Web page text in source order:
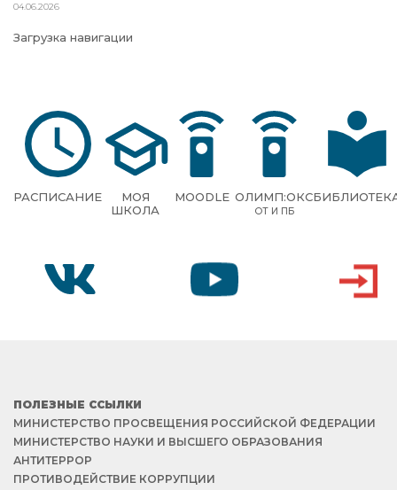
04.06.2026
Загрузка навигации
РАСПИСАНИЕ
МОЯ
ШКОЛА
MOODLE ОЛИМП:ОКС
ОТ И ПБ
ПОЛЕЗНЫЕ ССЫЛКИ
МИНИСТЕРСТВО ПРОСВЕЩЕНИЯ РОССИЙСКОЙ ФЕДЕРАЦИИ
МИНИСТЕРСТВО НАУКИ И ВЫСШЕГО ОБРАЗОВАНИЯ
АНТИТЕРРОР
ПРОТИВОДЕЙСТВИЕ КОРРУПЦИИ